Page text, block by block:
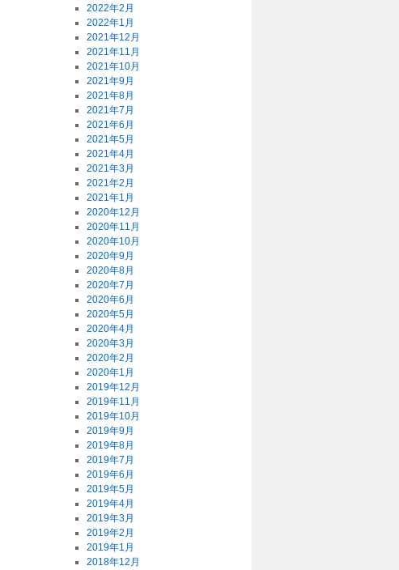
2022年2月
2022年1月
2021年12月
2021年11月
2021年10月
2021年9月
2021年8月
2021年7月
2021年6月
2021年5月
2021年4月
2021年3月
2021年2月
2021年1月
2020年12月
2020年11月
2020年10月
2020年9月
2020年8月
2020年7月
2020年6月
2020年5月
2020年4月
2020年3月
2020年2月
2020年1月
2019年12月
2019年11月
2019年10月
2019年9月
2019年8月
2019年7月
2019年6月
2019年5月
2019年4月
2019年3月
2019年2月
2019年1月
2018年12月